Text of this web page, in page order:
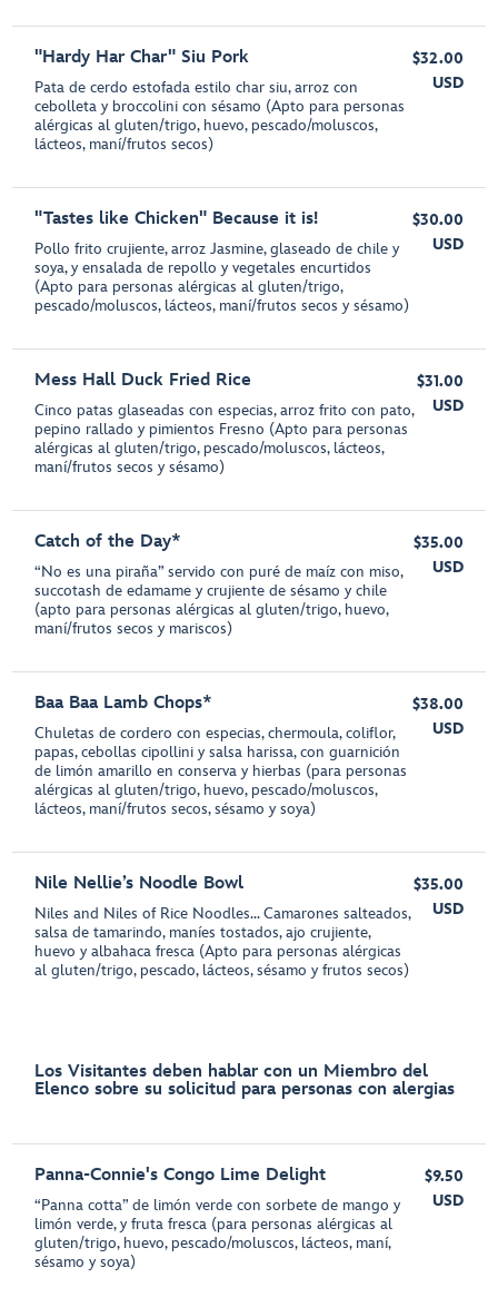
"Hardy Har Char" Siu Pork
Pata de cerdo estofada estilo char siu, arroz con
cebolleta y broccolini con sésamo (Apto para personas
alérgicas al gluten/trigo, huevo, pescado/moluscos,
lácteos, maní/frutos secos)
$32.00
USD
"Tastes like Chicken" Because it is!
Pollo frito crujiente, arroz Jasmine, glaseado de chile y
soya, y ensalada de repollo y vegetales encurtidos
(Apto para personas alérgicas al gluten/trigo,
pescado/moluscos, lácteos, maní/frutos secos y sésamo)
$30.00
USD
Mess Hall Duck Fried Rice
Cinco patas glaseadas con especias, arroz frito con pato,
pepino rallado y pimientos Fresno (Apto para personas
alérgicas al gluten/trigo, pescado/moluscos, lácteos,
maní/frutos secos y sésamo)
$31.00
USD
Catch of the Day*
“No es una piraña” servido con puré de maíz con miso,
succotash de edamame y crujiente de sésamo y chile
(apto para personas alérgicas al gluten/trigo, huevo,
maní/frutos secos y mariscos)
$35.00
USD
Baa Baa Lamb Chops*
Chuletas de cordero con especias, chermoula, coliflor,
papas, cebollas cipollini y salsa harissa, con guarnición
de limón amarillo en conserva y hierbas (para personas
alérgicas al gluten/trigo, huevo, pescado/moluscos,
lácteos, maní/frutos secos, sésamo y soya)
$38.00
USD
Nile Nellie’s Noodle Bowl
Niles and Niles of Rice Noodles... Camarones salteados,
salsa de tamarindo, maníes tostados, ajo crujiente,
huevo y albahaca fresca (Apto para personas alérgicas
al gluten/trigo, pescado, lácteos, sésamo y frutos secos)
$35.00
USD
Los Visitantes deben hablar con un Miembro del
Elenco sobre su solicitud para personas con alergias
Panna-Connie's Congo Lime Delight
“Panna cotta” de limón verde con sorbete de mango y
limón verde, y fruta fresca (para personas alérgicas al
gluten/trigo, huevo, pescado/moluscos, lácteos, maní,
sésamo y soya)
$9.50
USD